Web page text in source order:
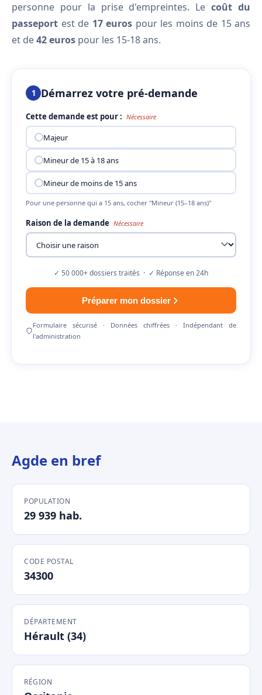
personne pour la prise d'empreintes. Lecoût du
passeport est de 17 euros pour les moins de 15 ans
et de42 euros pour les 15-18 ans.
1 Démarrez votre pré-demande
Cette demande est pour : Nécessaire
Majeur
Mineur de 15 à 18 ans
Mineur de moins de 15 ans
Pour une personne qui a 15 ans, cocher "Mineur (15–18 ans)"
Raison de la demande Nécessaire
✓ 50 000+ dossiers traités · ✓ Réponse en 24h
Préparer mon dossier
Formulaire sécurisé · Données chiffrées · Indépendant de
l'administration
Agde en bref
POPULATION
29 939 hab.
CODE POSTAL
34300
DÉPARTEMENT
Hérault (34)
RÉGION